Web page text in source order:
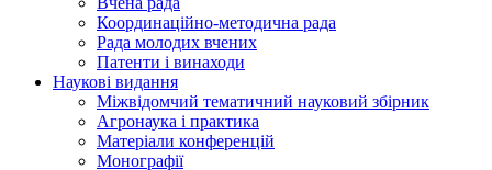
Координаційно-методична рада
Рада молодих вчених
Патенти і винаходи
Наукові видання
Міжвідомчий тематичний науковий збірник
Агронаука і практика
Матеріали конференцій
Монографії